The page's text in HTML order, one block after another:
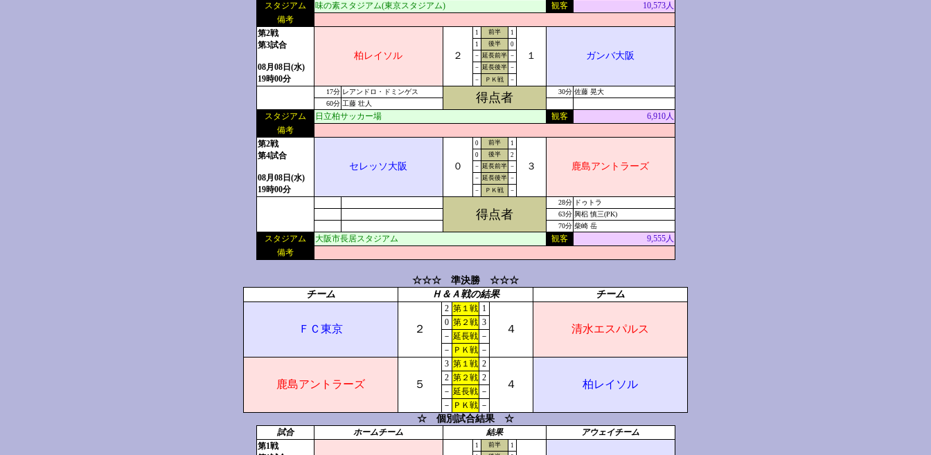
スタジアム 味の素スタジアム(東京スタジアム) 観客
10,573人
備考
第2戦
第3試合
08月08日(水)
19時00分
柏レイソル ２
1 前半 1
１ ガンバ大阪
1 後半
0
－ 延長前半 －
－ 延長後半 －
－
ＰＫ戦 －
17分 レアンドロ・ドミンゲス 得点者 30分 佐藤 晃大
60分 工藤 壮人
スタジアム 日立柏サッカー場 観客
6,910人
備考
第2戦
第4試合
08月08日(水)
19時00分
セレッソ大阪 ０
0 前半 1
３ 鹿島アントラーズ
0 後半
2
－ 延長前半 －
－ 延長後半 －
－
ＰＫ戦 －
得点者
28分 ドゥトラ
63分 興梠 慎三(PK)
70分 柴崎 岳
スタジアム 大阪市長居スタジアム 観客
9,555人
備考
☆☆☆ 準決勝 ☆☆☆
チーム
Ｈ＆Ａ戦の結果 チーム
ＦＣ東京 ２
2 第１戦 1
４ 清水エスパルス
0 第２戦 3
－ 延長戦 －
－
ＰＫ戦 －
鹿島アントラーズ ５
3 第１戦 2
４ 柏レイソル
2 第２戦 2
－ 延長戦 －
－
ＰＫ戦 －
☆ 個別試合結果 ☆
試合 ホームチーム 結果
アウェイチーム
第1戦
1 前半 1